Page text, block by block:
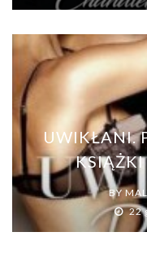
UWIKŁANI.
KSIĄŻKI
BY
22